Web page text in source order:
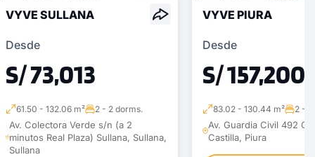
VYVE SULLANA
Desde
S/ 73,013
61.50 - 132.06 m² 2 - 2 dorms.
Av. Colectora Verde s/n (a 2
minutos Real Plaza) Sullana, Sullana,
Sullana
VYVE PIURA
Desde
S/ 157,200
83.02 - 130.44 m² 2 - 2
Av. Guardia Civil 492
Castilla, Piura